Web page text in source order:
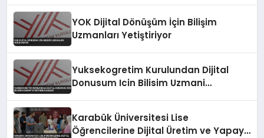
YOK Dijital Dönüşüm İçin Bilişim
Uzmanları Yetiştiriyor
Yuksekogretim Kurulundan Dijital
Donusum Icin Bilisim Uzmani
Karabük Üniversitesi Lise
Öğrencilerine Dijital Üretim ve Yapay